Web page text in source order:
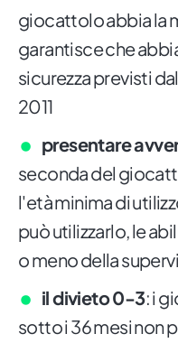
giocattolo abbia la
garantisce che
sicurezza previsti
2011
presentare
seconda del
l'età minima di
può utilizzarlo, le
o meno della
il divieto 0-3: i
sotto i 36 mesi non